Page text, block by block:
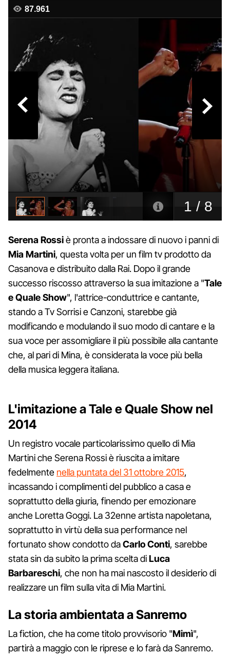
Serena Rossiè pronta a indossare di nuovo i panni di
MiaMartini, questa volta per un film tv prodotto da
Casanova e distribuito dalla Rai. Dopo il grande
successo riscosso attraverso la sua imitazione a "Tale
eQualeShow", l'attrice-conduttrice e cantante,
stando a Tv Sorrisi e Canzoni, starebbe già
modificando e modulando il suo modo di cantare e la
sua voce per assomigliare il più possibile alla cantante
che, al pari di Mina, è considerata la voce più bella
della musica leggera italiana.
L'imitazione a Tale e Quale Show nel
2014
Un registro vocale particolarissimo quello di Mia
Martini che Serena Rossi è riuscita a imitare
fedelmente nella puntata del 31 ottobre 2015,
incassando i complimenti del pubblico a casa e
soprattutto della giuria, finendo per emozionare
anche Loretta Goggi. La 32enne artista napoletana,
soprattutto in virtù della sua performance nel
fortunato show condotto daCarloConti, sarebbe
stata sin da subito la prima scelta diLuca
Barbareschi, che non ha mai nascosto il desiderio di
realizzare un film sulla vita di Mia Martini.
La storia ambientata a Sanremo
La fiction, che ha come titolo provvisorio "Mimì",
partirà a maggio con le riprese e lo farà da Sanremo.